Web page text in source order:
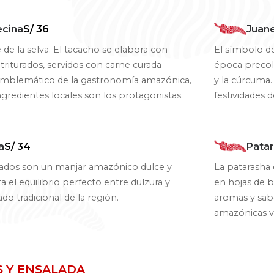
S/ 36
la selva. El tacacho se elabora con
servidos con carne curada
de la gastronomía amazónica,
locales son los protagonistas.
El símbolo
época
y la
festividades
S/ 34
son un manjar amazónico dulce y
el equilibrio perfecto entre dulzura y
tradicional de la región.
La
en hojas de
aromas y
amazónicas
Y ENSALADA